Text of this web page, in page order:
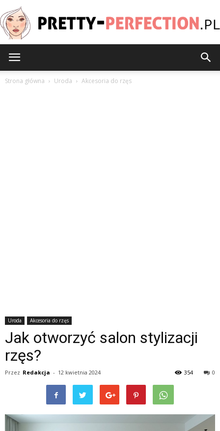
Strona główna Uroda Akcesoria do rzęs
Uroda Akcesoria do rzęs
Jak otworzyć salon stylizacji
rzęs?
Przez Redakcja - 12 kwietnia 2024 0
354